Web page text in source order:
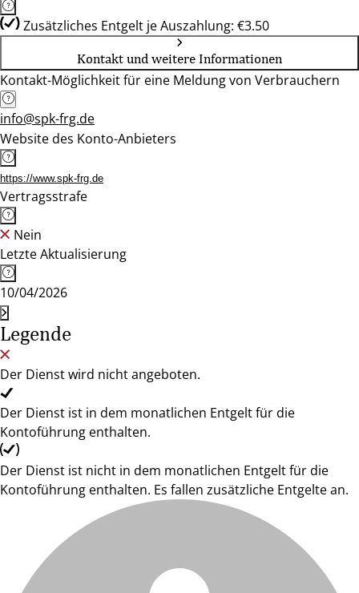
Zusätzliches Entgelt je Auszahlung: €3.50
Kontakt und weitere Informationen
Kontakt-Möglichkeit für eine Meldung von Verbrauchern
info@spk-frg.de
Website des Konto-Anbieters
https://www.spk-frg.de
Vertragsstrafe
Nein
Letzte Aktualisierung
10/04/2026
Legende
Der Dienst wird nicht angeboten.
Der Dienst ist in dem monatlichen Entgelt für die
Kontoführung enthalten.
Der Dienst ist nicht in dem monatlichen Entgelt für die
Kontoführung enthalten. Es fallen zusätzliche Entgelte an.